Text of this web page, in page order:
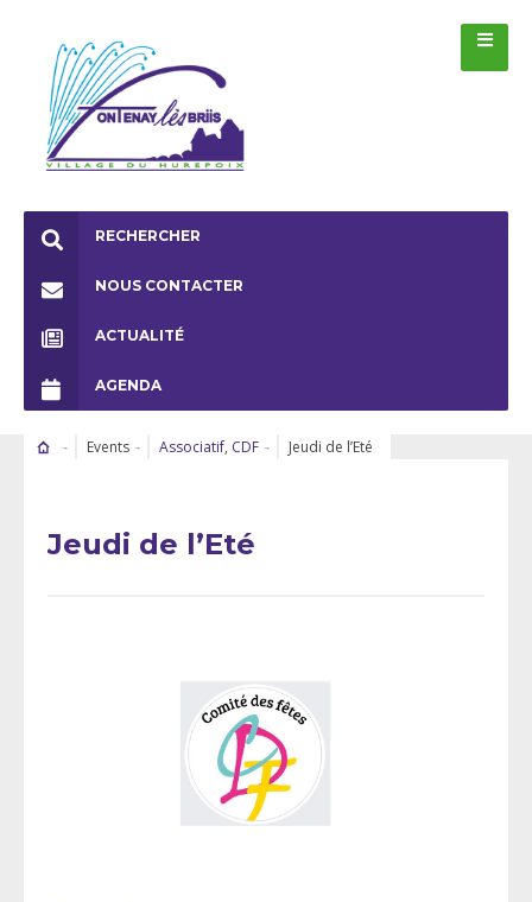
RECHERCHER
NOUS CONTACTER
ACTUALITÉ
AGENDA
Events Associatif, CDF Jeudi de l’Eté
Jeudi de l’Eté